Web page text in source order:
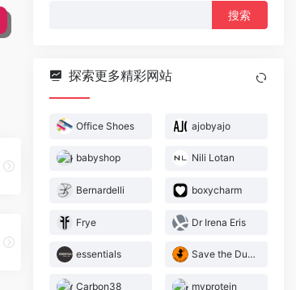
探索更多精彩网站
Office Shoes ajobyajo
babyshop Nili Lotan
Bernardelli boxycharm
Frye Dr Irena Eris
essentials Save the Duck
Carbon38 myprotein